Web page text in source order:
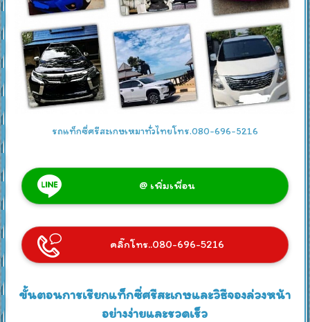
รถแท็กซี่ศรีสะเกษเหมาทั่วไทยโทร.080-696-5216
@ เพิ่มเพื่อน
คลิ๊กโทร..080-696-5216
ขั้นตอนการเรียกแท็กซี่ศรีสะเกษและวิธีจองล่วงหน้า
อย่างง่ายและรวดเร็ว